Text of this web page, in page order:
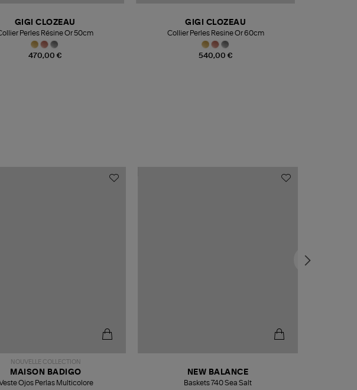
470,00 €
GIGI CLOZEAU
Perles Résine Or 50cm
540,00 €
GIGI CLOZEAU
Collier Perles Resine Or 60cm
NOUVELLE COLLECTION
MAISON BADIGO
Ojos Perlas Multicolore
NEW BALANCE
Baskets 740 Sea Salt